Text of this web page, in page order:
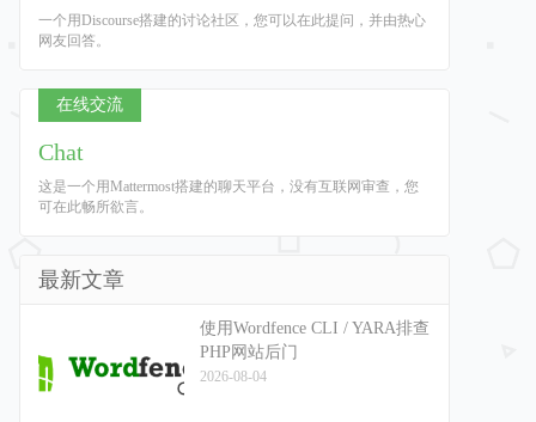
一个用Discourse搭建的讨论社区，您可以在此提问，并由热心
网友回答。
在线交流
Chat
这是一个用Mattermost搭建的聊天平台，没有互联网审查，您
可在此畅所欲言。
最新文章
使用Wordfence CLI / YARA排查
PHP网站后门
2026-08-04